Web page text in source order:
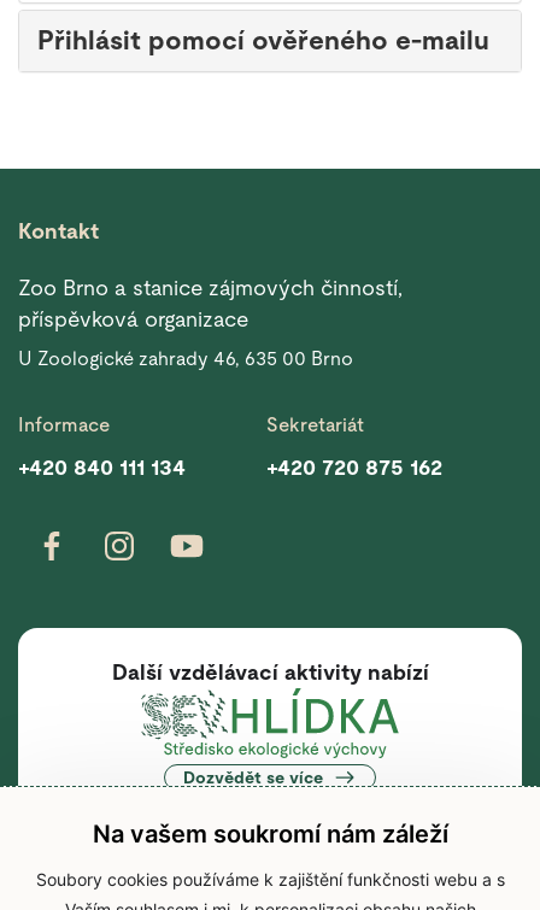
Přihlásit pomocí ověřeného e-mailu
Kontakt
Zoo Brno a stanice zájmových činností,
příspěvková organizace
U Zoologické zahrady 46, 635 00 Brno
Informace
+420 840 111 134
Sekretariát
+420 720 875 162
Další vzdělávací aktivity nabízí
Dozvědět se více
Na vašem soukromí nám záleží
Soubory cookies používáme k zajištění funkčnosti webu a s